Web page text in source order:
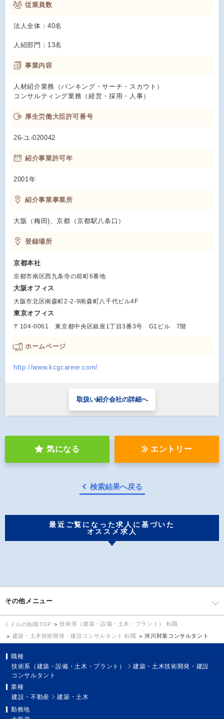
従業員数
法人全体：40名
人紹部門：13名
事業内容
人材紹介業務（バンキング・サーチ・スカウト）
コンサルティング業務（経営・採用・人事）
厚生労働大臣許可番号
26-ユ-020042
紹介事業許可年
2001年
紹介事業事業所
大阪（梅田)、京都（京都駅八条口）
登録場所
京都本社
京都市南区西九条寺の前町6番地
大阪オフィス
大阪市北区南森町2-2-9南森町八千代ビル4F
東京オフィス
〒104-0061 東京都中央区銀座1丁目3番3号 G1ビル 7階
ホームページ
http://www.kcgcareer.com/
取扱い紹介会社の詳細へ
気になる エントリー
検索結果へ戻る
最近ご覧になった求人に基づいた
オススメ求人
その他メニュー
ミドルの転職TOP
技術系（建築・設備・土木・プラント） 転職
建築・土木技術開発・建設コンサルタント 転職
河川対策コンサルタント
職種
技術系（建築・設備・土木・プラント）
建築・土木技術開発・建設
コンサルタント
業種
建設・不動産
建築・土木
勤務地